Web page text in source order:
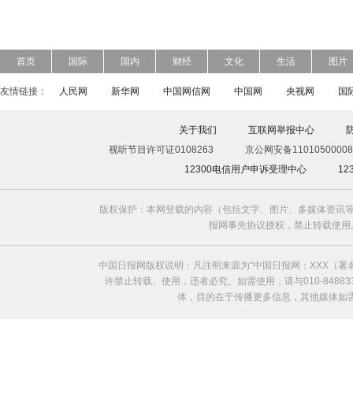
首页 国际 国内 财经 文化 生活 图片
友情链接： 人民网 新华网 中国网信网 中国网 央视网 国
关于我们 互联网举报中心
视听节目许可证0108263
京公网安备
12300电信用户申诉受理中心
版权保护：本网登载的内容（包括文字、图片、多媒体资
报网事先协议授权，禁止转载使
中国日报网版权说明：凡注明来源为“中国日报网：XXX（
许禁止转载、使用，违者必究。如需使用，请与010-
体，目的在于传播更多信息，其他媒体